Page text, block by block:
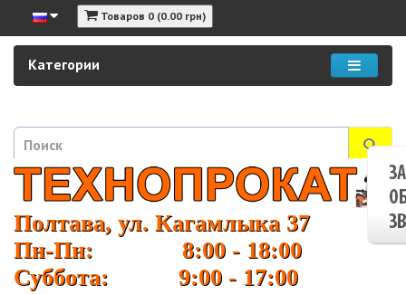
Товаров 0 (0.00 грн)
Категории
Полтава, ул. Кагамлыка 37
Пн-Пн: 8:00 - 18:00
Суббота: 9:00 - 17:00